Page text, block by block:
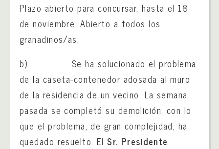
Plazo abierto para concursar, hasta el 18
de noviembre. Abierto a todos los
granadinos/as.
b) Se ha solucionado el problema
de la caseta-contenedor adosada al muro
de la residencia de un vecino. La semana
pasada se completó su demolición, con lo
que el problema, de gran complejidad, ha
quedado resuelto. ElSr. Presidente